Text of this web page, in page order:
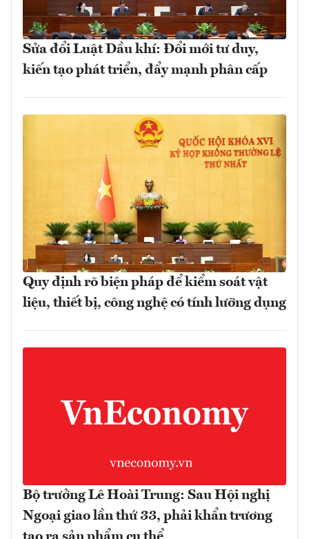
Sửa đổi Luật Dầu khí: Đổi mới tư duy,
kiến tạo phát triển, đẩy mạnh phân cấp
Quy định rõ biện pháp để kiểm soát vật
liệu, thiết bị, công nghệ có tính lưỡng dụng
Bộ trưởng Lê Hoài Trung: Sau Hội nghị
Ngoại giao lần thứ 33, phải khẩn trương